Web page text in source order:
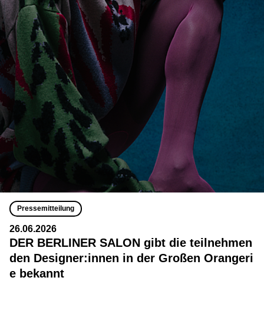
Pressemitteilung
26.06.2026
DER BERLINER SALON gibt die teilnehmen
den Designer:innen in der Großen Orangeri
e bekannt